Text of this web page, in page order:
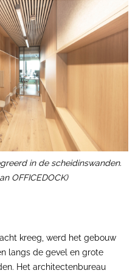
in de scheidinswanden.
OFFICEDOCK)
kreeg, werd het gebouw
langs de gevel en grote
Het architectenbureau